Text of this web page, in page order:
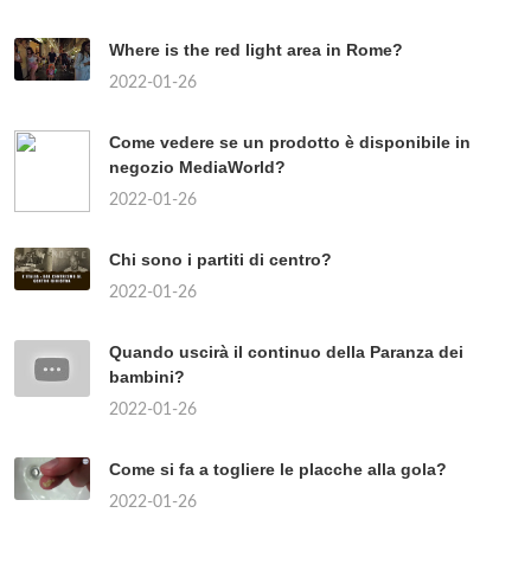
Where is the red light area in Rome?
2022-01-26
Come vedere se un prodotto è disponibile in
negozio MediaWorld?
2022-01-26
Chi sono i partiti di centro?
2022-01-26
Quando uscirà il continuo della Paranza dei
bambini?
2022-01-26
Come si fa a togliere le placche alla gola?
2022-01-26